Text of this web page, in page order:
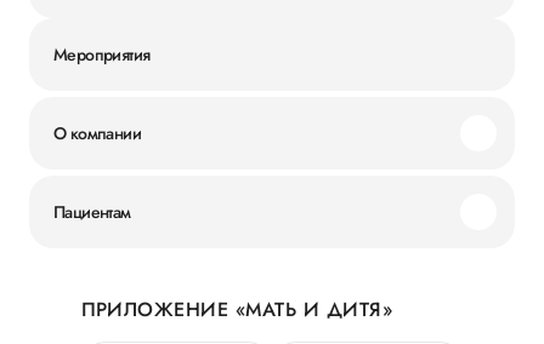
Мероприятия
О компании
Новости
Пациентам
Личный кабинет
ПРИЛОЖЕНИЕ «МАТЬ И ДИТЯ»